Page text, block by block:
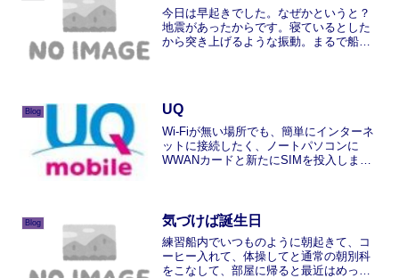
今日は早起きでした。なぜかというと？
地震があったからです。寝ているとした
から突き上げるような振動。まるで船が
Blog UQ
Wi-Fiが無い場所でも、簡単にインターネ
ットに接続したく、ノートパソコンに
WWANカードと新たにSIMを投入しまし
Blog 気づけば誕生日
練習船内でいつものように朝起きて、コ
ーヒー入れて、体操してと通常の朝別科
をこなして、部屋に帰ると最近はめっき